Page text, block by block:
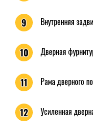
9 Внутренняя
10 Дверная
11 Рама дверного
12 Усиленная